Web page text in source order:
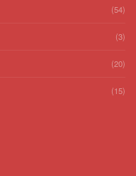
(54)
(3)
(20)
(15)